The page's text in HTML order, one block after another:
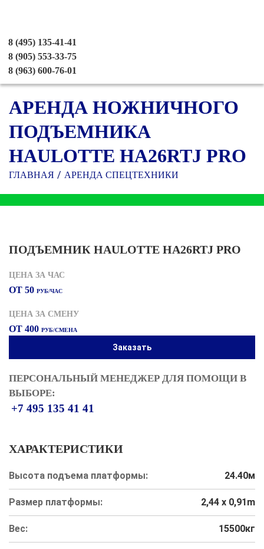
8 (495) 135-41-41
8 (905) 553-33-75
8 (963) 600-76-01
АРЕНДА НОЖНИЧНОГО
ПОДЪЕМНИКА
HAULOTTE HA26RTJ PRO
ГЛАВНАЯ АРЕНДА СПЕЦТЕХНИКИ
ПОДЪЕМНИК HAULOTTE HA26RTJ PRO
ЦЕНА ЗА ЧАС
ОТ 50 РУБ/ЧАС
ЦЕНА ЗА СМЕНУ
ОТ 400 РУБ/СМЕНА
Заказать
ПЕРСОНАЛЬНЫЙ МЕНЕДЖЕР ДЛЯ ПОМОЩИ В
ВЫБОРЕ:
+7 495 135 41 41
ХАРАКТЕРИСТИКИ
Высота подъема платформы: 24.40м
Размер платформы: 2,44 x 0,91m
Вес: 15500кг